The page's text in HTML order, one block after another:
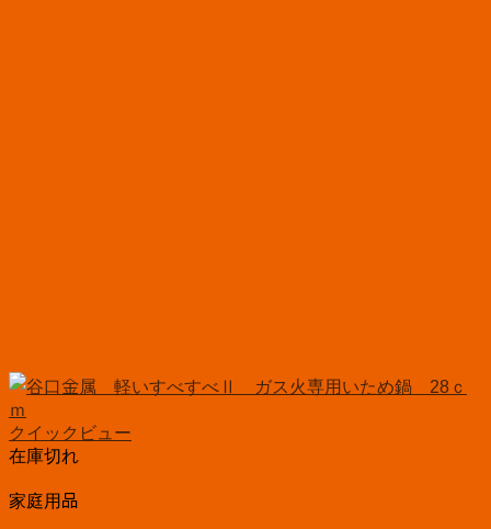
クイックビュー
在庫切れ
家庭用品